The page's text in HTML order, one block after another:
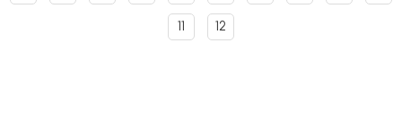
11 12